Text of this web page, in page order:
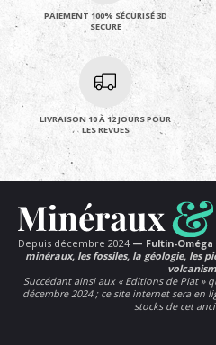
PAIEMENT 100% SÉCURISÉ 3D
SECURE
LIVRAISON 10 À 12 JOURS POUR
LES REVUES
Depuis décembre 2024 — Fultin-
minéraux, les fossiles, la géologie, les
Succédant ainsi aux « Editions de Piat »
décembre 2024 ; ce site internet sera en
stocks de cet